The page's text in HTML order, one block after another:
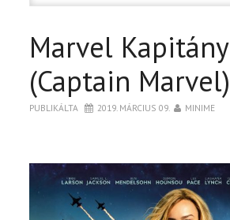
PÓLÓ RENDELÉS
Marvel Kapitány
(Captain Marvel)
PUBLIKÁLTA 2019. MÁRCIUS 09. MINIME